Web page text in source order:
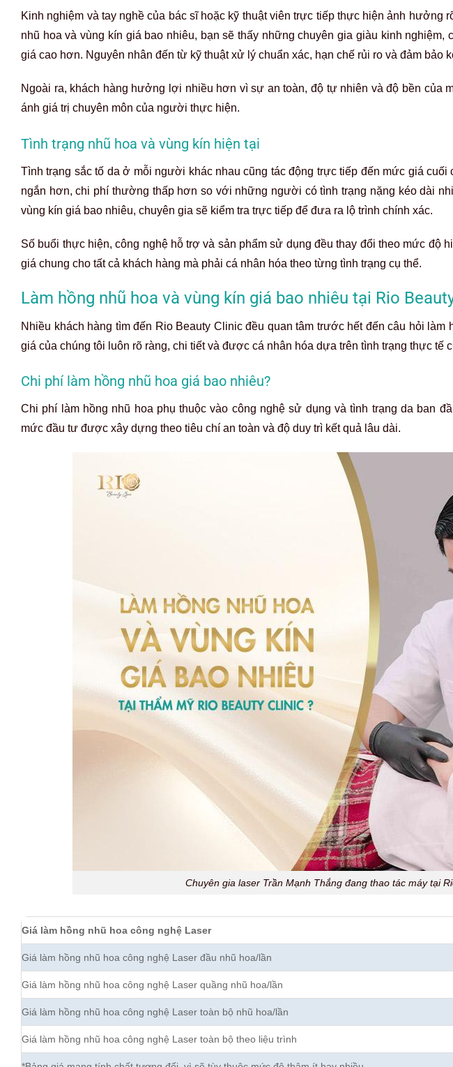
Kinh nghiệm và tay nghề của bác sĩ hoặc kỹ thuật viên trực tiếp thực hiện ảnh hưởng
nhũ hoa và vùng kín giá bao nhiêu, bạn sẽ thấy những chuyên gia giàu kinh
giá cao hơn. Nguyên nhân đến từ kỹ thuật xử lý chuẩn xác, hạn chế rủi ro và đảm bảo
Ngoài ra, khách hàng hưởng lợi nhiều hơn vì sự an toàn, độ tự nhiên và độ bền của
ánh giá trị chuyên môn của người thực hiện.
Tình trạng nhũ hoa và vùng kín hiện tại
Tình trạng sắc tố da ở mỗi người khác nhau cũng tác động trực tiếp đến mức giá
ngắn hơn, chi phí thường thấp hơn so với những người có tình trạng nặng kéo dài
vùng kín giá bao nhiêu, chuyên gia sẽ kiểm tra trực tiếp để đưa ra lộ trình chính xác.
Số buổi thực hiện, công nghệ hỗ trợ và sản phẩm sử dụng đều thay đổi theo mức độ
giá chung cho tất cả khách hàng mà phải cá nhân hóa theo từng tình trạng cụ thể.
Làm hồng nhũ hoa và vùng kín giá bao nhiêu tại Rio
Nhiều khách hàng tìm đến Rio Beauty Clinic đều quan tâm trước hết đến câu hỏi làm
giá của chúng tôi luôn rõ ràng, chi tiết và được cá nhân hóa dựa trên tình trạng thực tế
Chi phí làm hồng nhũ hoa giá bao nhiêu?
Chi phí làm hồng nhũ hoa phụ thuộc vào công nghệ sử dụng và tình trạng da ban
mức đầu tư được xây dựng theo tiêu chí an toàn và độ duy trì kết quả lâu dài.
Chuyên gia laser Trần Mạnh Thắng đang thao tác máy tại
Giá làm hồng nhũ hoa công nghệ Laser
Giá làm hồng nhũ hoa công nghệ Laser đầu nhũ hoa/lần
Giá làm hồng nhũ hoa công nghệ Laser quầng nhũ hoa/lần
Giá làm hồng nhũ hoa công nghệ Laser toàn bộ nhũ hoa/lần
Giá làm hồng nhũ hoa công nghệ Laser toàn bộ theo liệu trình